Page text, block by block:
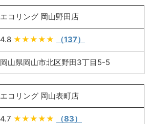
エコリング 岡山野田店
4.8 ★★★★★ （137）
岡山県岡山市北区野田3丁目5-5
エコリング 岡山表町店
4.7 ★★★★★ （83）